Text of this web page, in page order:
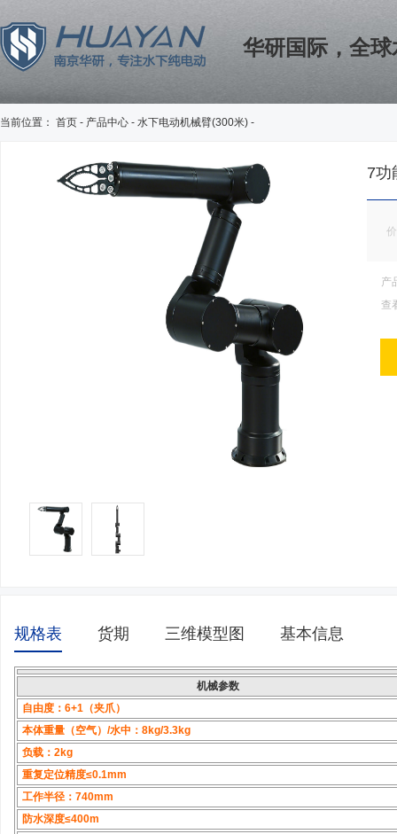
华研国际，全
当前位置： 首页 - 产品中心 - 水下电动机械臂(300米) -
7功
产
查
规格表 货期 三维模型图 基本信息
机械参数
自由度：6+1（夹爪）
本体重量（空气）/水中：8kg/3.3kg
负载：2kg
重复定位精度≤0.1mm
工作半径：740mm
防水深度≤400m